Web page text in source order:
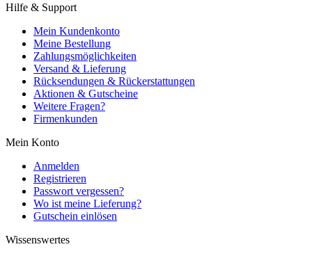
Hilfe & Support
Mein Kundenkonto
Meine Bestellung
Zahlungsmöglichkeiten
Versand & Lieferung
Rücksendungen & Rückerstattungen
Aktionen & Gutscheine
Weitere Fragen?
Firmenkunden
Mein Konto
Anmelden
Registrieren
Passwort vergessen?
Wo ist meine Lieferung?
Gutschein einlösen
Wissenswertes